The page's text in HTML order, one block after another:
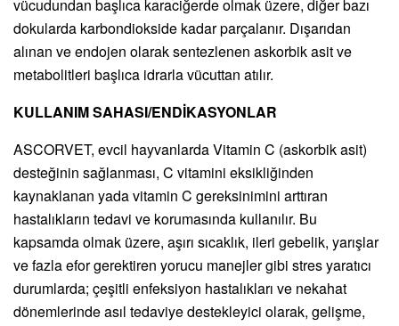
vücudundan başlıca karaciğerde olmak üzere, diğer bazı
dokularda karbondiokside kadar parçalanır. Dışarıdan
alınan ve endojen olarak sentezlenen askorbik asit ve
metabolitleri başlıca idrarla vücuttan atılır.
KULLANIM SAHASI/ENDİKASYONLAR
ASCORVET, evcil hayvanlarda Vitamin C (askorbik asit)
desteğinin sağlanması, C vitamini eksikliğinden
kaynaklanan yada vitamin C gereksinimini arttıran
hastalıkların tedavi ve korumasında kullanılır. Bu
kapsamda olmak üzere, aşırı sıcaklık, ileri gebelik, yarışlar
ve fazla efor gerektiren yorucu manejler gibi stres yaratıcı
durumlarda; çeşitli enfeksiyon hastalıkları ve nekahat
dönemlerinde asıl tedaviye destekleyici olarak, gelişme,